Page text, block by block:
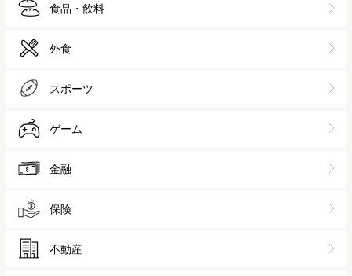
食品・飲料
外食
スポーツ
ゲーム
金融
保険
不動産